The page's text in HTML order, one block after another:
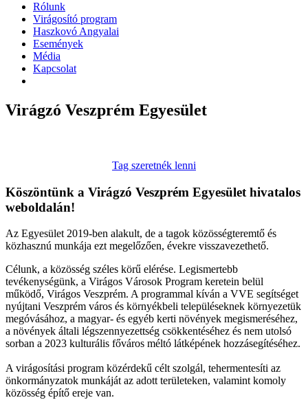
Rólunk
Virágosító program
Haszkovó Angyalai
Események
Média
Kapcsolat
Virágzó Veszprém Egyesület
Tag szeretnék lenni
Köszöntünk a Virágzó Veszprém Egyesület hivatalos
weboldalán!
Az Egyesület 2019-ben alakult, de a tagok közösségteremtő és
közhasznú munkája ezt megelőzően, évekre visszavezethető.
Célunk, a közösség széles körű elérése. Legismertebb
tevékenységünk, a Virágos Városok Program keretein belül
működő, Virágos Veszprém. A programmal kíván a VVE segítséget
nyújtani Veszprém város és környékbeli településeknek környezetük
megóvásához, a magyar- és egyéb kerti növények megismeréséhez,
a növények általi légszennyezettség csökkentéséhez és nem utolsó
sorban a 2023 kulturális főváros méltó látképének hozzásegítéséhez.
A virágosítási program közérdekű célt szolgál, tehermentesíti az
önkormányzatok munkáját az adott területeken, valamint komoly
közösség építő ereje van.